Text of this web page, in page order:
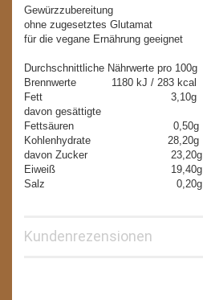
Gewürzzubereitung
ohne zugesetztes Glutamat
für die vegane Ernährung geeignet
Durchschnittliche Nährwerte pro 100g
Brennwerte 1180 kJ / 283 kcal
Fett 3,10g
davon gesättigte
Fettsäuren 0,50g
Kohlenhydrate 28,20g
davon Zucker 23,20g
Eiweiß 19,40g
Salz 0,20g
Kundenrezensionen